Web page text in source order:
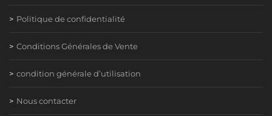
Politique de confidentialité
Conditions Générales de Vente
condition générale d’utilisation
Nous contacter